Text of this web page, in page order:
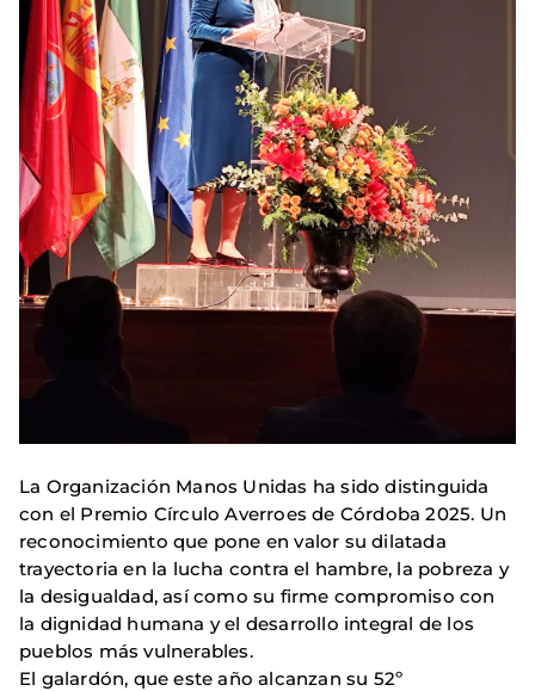
La Organización Manos Unidas ha sido distinguida
con el Premio Círculo Averroes de Córdoba 2025. Un
reconocimiento que pone en valor su dilatada
trayectoria en la lucha contra el hambre, la pobreza y
la desigualdad, así como su firme compromiso con
la dignidad humana y el desarrollo integral de los
pueblos más vulnerables.
El galardón, que este año alcanzan su 52º